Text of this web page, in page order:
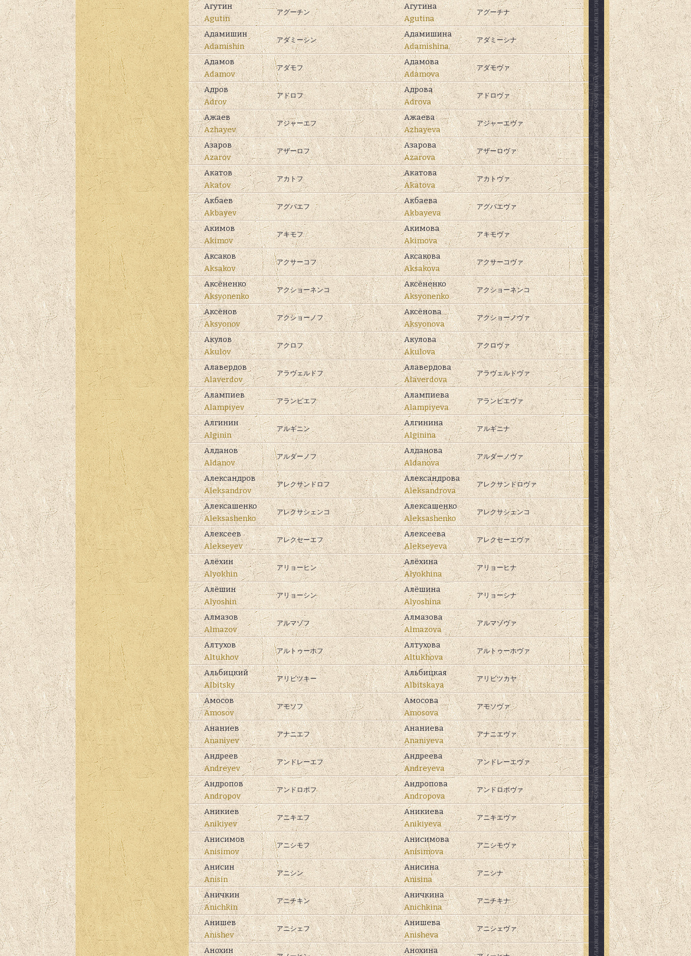
Агутин
Agutin
アグーチン
Агутина
Agutina
アグーチナ
Адамишин
Adamishin
アダミーシン
Адамишина
Adamishina
アダミーシナ
Адамов
Adamov
アダモフ
Адамова
Adamova
アダモヴァ
Адров
Adrov
アドロフ
Адрова
Adrova
アドロヴァ
Ажаев
Azhayev
アジャーエフ
Ажаева
Azhayeva
アジャーエヴァ
Азаров
Azarov
アザーロフ
Азарова
Azarova
アザーロヴァ
Акатов
Akatov
アカトフ
Акатова
Akatova
アカトヴァ
Акбаев
Akbayev
アグバエフ
Акбаева
Akbayeva
アグバエヴァ
Акимов
Akimov
アキモフ
Акимова
Akimova
アキモヴァ
Аксаков
Aksakov
アクサーコフ
Аксакова
Aksakova
アクサーコヴァ
Аксёненко
Aksyonenko
アクショーネンコ
Аксёненко
Aksyonenko
アクショーネンコ
Аксёнов
Aksyonov
アクショーノフ
Аксёнова
Aksyonova
アクショーノヴァ
Акулов
Akulov
アクロフ
Акулова
Akulova
アクロヴァ
Алавердов
Alaverdov
アラヴェルドフ
Алавердова
Alaverdova
アラヴェルドヴァ
Алампиев
Alampiyev
アランピエフ
Алампиева
Alampiyeva
アランピエヴァ
Алгинин
Alginin
アルギニン
Алгинина
Alginina
アルギニナ
Алданов
Aldanov
アルダーノフ
Алданова
Aldanova
アルダーノヴァ
Александров
Aleksandrov
アレクサンドロフ
Александрова
Aleksandrova
アレクサンドロヴァ
Алексашенко
Aleksashenko
アレクサシェンコ
Алексашенко
Aleksashenko
アレクサシェンコ
Алексеев
Alekseyev
アレクセーエフ
Алексеева
Alekseyeva
アレクセーエヴァ
Алёхин
Alyokhin
アリョーヒン
Алёхина
Alyokhina
アリョーヒナ
Алёшин
Alyoshin
アリョーシン
Алёшина
Alyoshina
アリョーシナ
Алмазов
Almazov
アルマゾフ
Алмазова
Almazova
アルマゾヴァ
Алтухов
Altukhov
アルトゥーホフ
Алтухова
Altukhova
アルトゥーホヴァ
Альбицкий
Albitsky
アリビツキー
Альбицкая
Albitskaya
アリビツカヤ
Амосов
Amosov
アモソフ
Амосова
Amosova
アモソヴァ
Ананиев
Ananiyev
アナニエフ
Ананиева
Ananiyeva
アナニエヴァ
Андреев
Andreyev
アンドレーエフ
Андреева
Andreyeva
アンドレーエヴァ
Андропов
Andropov
アンドロポフ
Андропова
Andropova
アンドロポヴァ
Аникиев
Anikiyev
アニキエフ
Аникиева
Anikiyeva
アニキエヴァ
Анисимов
Anisimov
アニシモフ
Анисимова
Anisimova
アニシモヴァ
Анисин
Anisin
アニシン
Анисина
Anisina
アニシナ
Аничкин
Anichkin
アニチキン
Аничкина
Anichkina
アニチキナ
Анишев
Anishev
アニシェフ
Анишева
Anisheva
アニシェヴァ
Анохин Анохина